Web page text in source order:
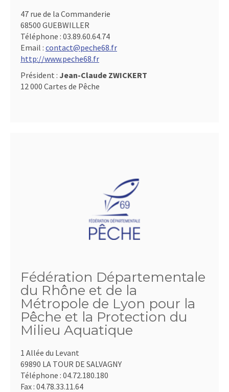
47 rue de la Commanderie
68500 GUEBWILLER
Téléphone : 03.89.60.64.74
Email : contact@peche68.fr
http://www.peche68.fr
Président : Jean-Claude ZWICKERT
12 000 Cartes de Pêche
Fédération Départementale
du Rhône et de la
Métropole de Lyon pour la
Pêche et la Protection du
Milieu Aquatique
1 Allée du Levant
69890 LA TOUR DE SALVAGNY
Téléphone : 04.72.180.180
Fax : 04.78.33.11.64